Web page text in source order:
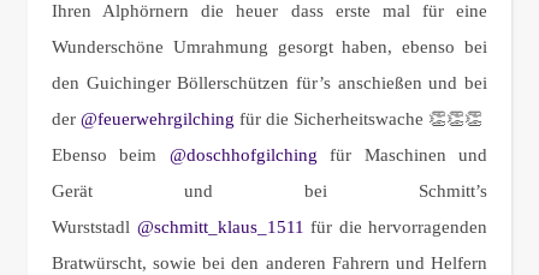
Ihren Alphörnern die heuer dass erste mal für eine
Wunderschöne Umrahmung gesorgt haben, ebenso bei
den Guichinger Böllerschützen für’s anschießen und bei
der @feuerwehrgilching für die Sicherheitswache 👏👏👏
Ebenso beim @doschhofgilching für Maschinen und
Gerät und bei Schmitt’s
Wurststadl @schmitt_klaus_1511 für die hervorragenden
Bratwürscht, sowie bei den anderen Fahrern und Helfern